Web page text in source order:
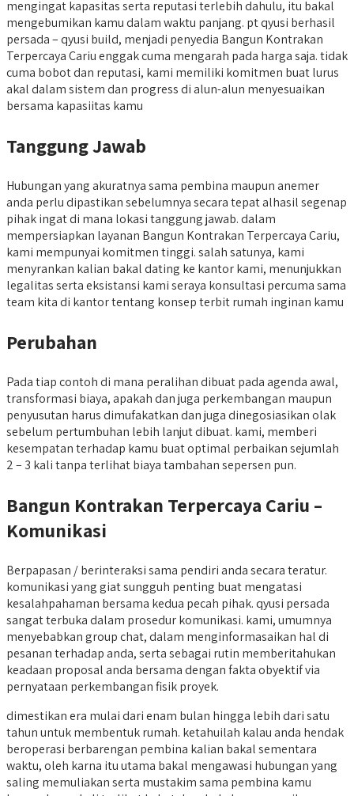
mengingat kapasitas serta reputasi terlebih dahulu, itu bakal
mengebumikan kamu dalam waktu panjang. pt qyusi berhasil
persada – qyusi build, menjadi penyedia Bangun Kontrakan
Terpercaya Cariu enggak cuma mengarah pada harga saja. tidak
cuma bobot dan reputasi, kami memiliki komitmen buat lurus
akal dalam sistem dan progress di alun-alun menyesuaikan
bersama kapasiitas kamu
Tanggung Jawab
Hubungan yang akuratnya sama pembina maupun anemer
anda perlu dipastikan sebelumnya secara tepat alhasil segenap
pihak ingat di mana lokasi tanggung jawab. dalam
mempersiapkan layanan Bangun Kontrakan Terpercaya Cariu,
kami mempunyai komitmen tinggi. salah satunya, kami
menyrankan kalian bakal dating ke kantor kami, menunjukkan
legalitas serta eksistansi kami seraya konsultasi percuma sama
team kita di kantor tentang konsep terbit rumah inginan kamu
Perubahan
Pada tiap contoh di mana peralihan dibuat pada agenda awal,
transformasi biaya, apakah dan juga perkembangan maupun
penyusutan harus dimufakatkan dan juga dinegosiasikan olak
sebelum pertumbuhan lebih lanjut dibuat. kami, memberi
kesempatan terhadap kamu buat optimal perbaikan sejumlah
2 – 3 kali tanpa terlihat biaya tambahan sepersen pun.
Bangun Kontrakan Terpercaya Cariu –
Komunikasi
Berpapasan / berinteraksi sama pendiri anda secara teratur.
komunikasi yang giat sungguh penting buat mengatasi
kesalahpahaman bersama kedua pecah pihak. qyusi persada
sangat terbuka dalam prosedur komunikasi. kami, umumnya
menyebabkan group chat, dalam menginformasaikan hal di
pesanan terhadap anda, serta sebagai rutin memberitahukan
keadaan proposal anda bersama dengan fakta obyektif via
pernyataan perkembangan fisik proyek.
dimestikan era mulai dari enam bulan hingga lebih dari satu
tahun untuk membentuk rumah. ketahuilah kalau anda hendak
beroperasi berbarengan pembina kalian bakal sementara
waktu, oleh karna itu utama bakal mengawasi hubungan yang
saling memuliakan serta mustakim sama pembina kamu